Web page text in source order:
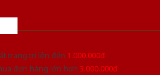
trang trí lên đến 1.000.000đ
đơn hàng lớn hơn 3.000.000đ